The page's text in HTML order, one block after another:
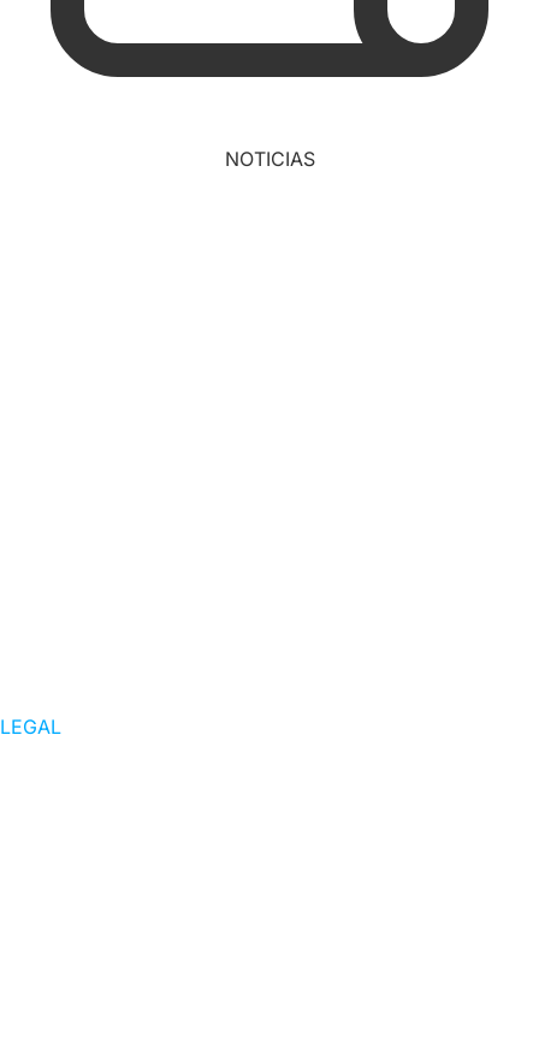
NOTICIAS
LEGAL